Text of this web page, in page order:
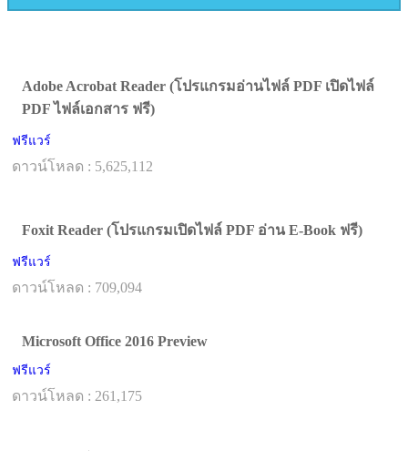
Adobe Acrobat Reader (โปรแกรมอ่านไฟล์ PDF เปิดไฟล์
PDF ไฟล์เอกสาร ฟรี)
ฟรีแวร์
ดาวน์โหลด : 5,625,112
Foxit Reader (โปรแกรมเปิดไฟล์ PDF อ่าน E-Book ฟรี)
ฟรีแวร์
ดาวน์โหลด : 709,094
Microsoft Office 2016 Preview
ฟรีแวร์
ดาวน์โหลด : 261,175